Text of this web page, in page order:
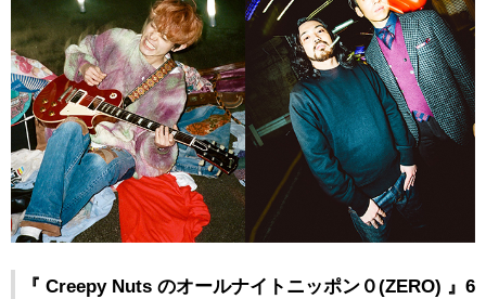
『 Creepy Nuts のオールナイトニッポン０(ZERO) 』6